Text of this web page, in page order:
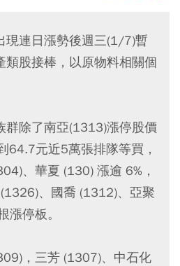
現連日漲勢後週三(1/7)暫
類股接棒，以原物料相關個
群除了南亞(1313)漲停股價
64.7元近5萬張排隊等買，
、華夏 (130) 漲逾 6%，
、國喬 (1312)、亞聚
漲停板。
，三芳 (1307)、中石化